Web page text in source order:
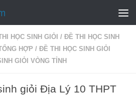
HỌC SINH GIỎI / ĐỀ THI HỌC SINH
HỢP / ĐỀ THI HỌC SINH GIỎI
GIỎI VÒNG TỈNH
giỏi Địa Lý 10 THPT